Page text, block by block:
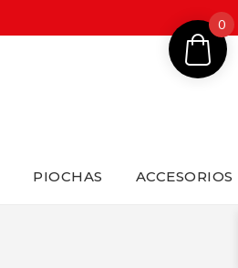
PIOCHAS ACCESORIOS
0